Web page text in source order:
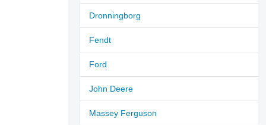
Dronningborg
Fendt
Ford
John Deere
Massey Ferguson